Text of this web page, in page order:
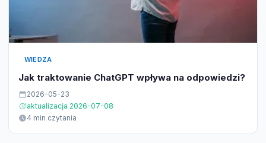
WIEDZA
Jak traktowanie ChatGPT wpływa na odpowiedzi?
2026-05-23
aktualizacja 2026-07-08
4 min czytania